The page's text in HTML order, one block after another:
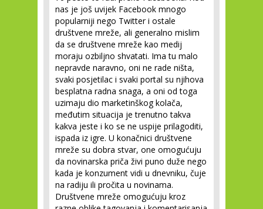
nas je još uvijek Facebook mnogo
popularniji nego Twitter i ostale
društvene mreže, ali generalno mislim
da se društvene mreže kao medij
moraju ozbiljno shvatati. Ima tu malo
nepravde naravno, oni ne rade ništa,
svaki posjetilac i svaki portal su njihova
besplatna radna snaga, a oni od toga
uzimaju dio marketinškog kolača,
međutim situacija je trenutno takva
kakva jeste i ko se ne uspije prilagoditi,
ispada iz igre. U konačnici društvene
mreže su dobra stvar, one omogućuju
da novinarska priča živi puno duže nego
kada je konzument vidi u dnevniku, čuje
na radiju ili pročita u novinama.
Društvene mreže omogućuju kroz